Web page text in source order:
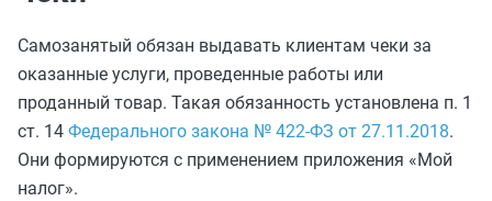
Самозанятый обязан выдавать клиентам чеки за
оказанные услуги, проведенные работы или
проданный товар. Такая обязанность установлена п. 1
ст. 14 Федерального закона № 422-ФЗ от 27.11.2018.
Они формируются с применением приложения «Мой
налог».